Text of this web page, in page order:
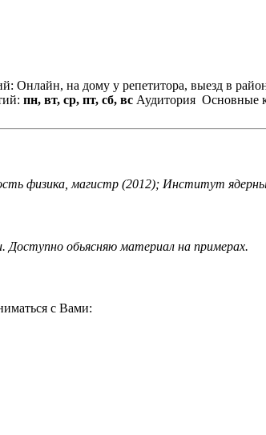
Онлайн, на дому у репетитора, выезд в
пн, вт, ср, пт, сб, вс Аудитория Основные
физика, магистр (2012); Институт
обьясняю материал на примерах.
с Вами: